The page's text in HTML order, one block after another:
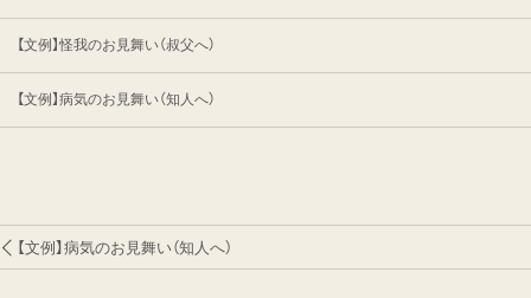
【文例】怪我のお見舞い（叔父へ）
【文例】病気のお見舞い（知人へ）
【文例】病気のお見舞い（知人へ）